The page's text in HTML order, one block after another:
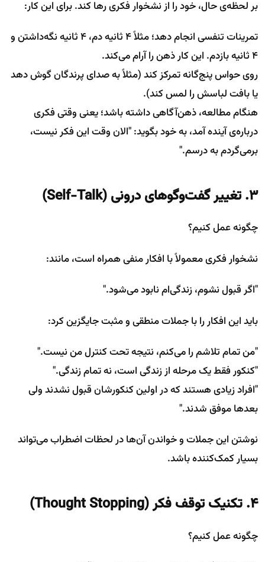
بر لحظه‌ی حال، خود را از نشخوار فکری رها کند. برای این کار:
تمرینات تنفسی انجام دهد؛ مثلاً ۴ ثانیه دم، ۴ ثانیه نگه‌داشتن و
۴ ثانیه بازدم. این کار ذهن را آرام می‌کند.
روی حواس پنج‌گانه تمرکز کند (مثلاً به صدای پرندگان گوش دهد
یا بافت لباسش را لمس کند).
هنگام مطالعه، ذهن‌آگاهی داشته باشد؛ یعنی وقتی فکری
درباره‌ی آینده آمد، به خود بگوید: "الان وقت این فکر نیست،
برمی‌گردم به درسم."
۳. تغییر گفت‌وگوهای درونی (Self-Talk)
چگونه عمل کنیم؟
نشخوار فکری معمولاً با افکار منفی همراه است، مانند:
"اگر قبول نشوم، زندگی‌ام نابود می‌شود."
باید این افکار را با جملات منطقی و مثبت جایگزین کرد:
"من تمام تلاشم را می‌کنم، نتیجه تحت کنترل من نیست."
"کنکور فقط یک مرحله از زندگی است، نه تمام زندگی."
"افراد زیادی هستند که در اولین کنکورشان قبول نشدند ولی
بعدها موفق شدند."
نوشتن این جملات و خواندن آن‌ها در لحظات اضطراب می‌تواند
بسیار کمک‌کننده باشد.
۴. تکنیک توقف فکر (Thought Stopping)
چگونه عمل کنیم؟